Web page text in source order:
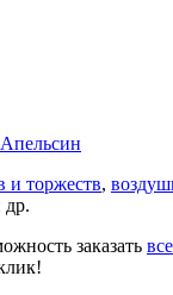
и торжеств,
др.
заказать